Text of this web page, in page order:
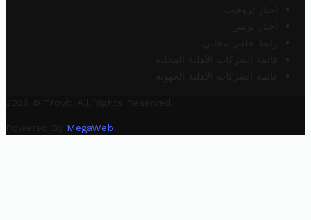
أخبار تروفيت
أخبار تونس
رابط خلفي مجاني
قائمة الشركات الأهلية المحلية
قائمة الشركات الأهلية الجهوية
2025 © Trovit. All Rights Reserved.
Powered By MegaWeb